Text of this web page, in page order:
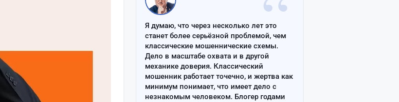
Я думаю, что через несколько лет это
станет более серьёзной проблемой, чем
классические мошеннические схемы.
Дело в масштабе охвата и в другой
механике доверия. Классический
мошенник работает точечно, и жертва как
минимум понимает, что имеет дело с
незнакомым человеком. Блогер годами